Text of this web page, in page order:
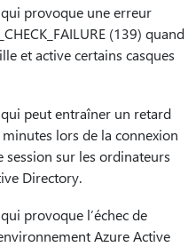
provoque une erreur
(139) quand
et active certains casques
peut entraîner un retard
lors de la connexion
session sur les ordinateurs
Directory.
provoque l’échec de
Azure Active